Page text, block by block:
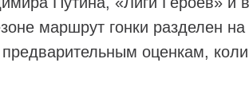
маршрут гонки разделен на
оценкам,